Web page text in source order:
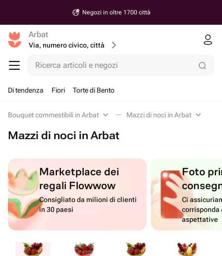
Negozi in oltre 1700 città
Arbat
Via, numero civico, città
Ricerca articoli e negozi
Di tendenza Fiori Torte di Bento
Bouquet commestibili in Arbat Mazzi di noci in Arbat
Mazzi di noci in Arbat
Marketplace dei
regali Flowwow
Consigliato da milioni di clienti
in 30 paesi
Foto
Ci
corrisponda
aspettative